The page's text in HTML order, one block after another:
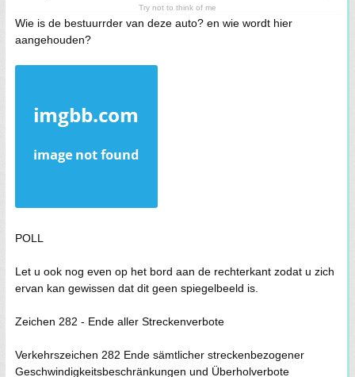
Try not to think of me
Wie is de bestuurrder van deze auto? en wie wordt hier
aangehouden?
POLL
Let u ook nog even op het bord aan de rechterkant zodat u zich
ervan kan gewissen dat dit geen spiegelbeeld is.
Zeichen 282 - Ende aller Streckenverbote
Verkehrszeichen 282 Ende sämtlicher streckenbezogener
Geschwindigkeitsbeschränkungen und Überholverbote